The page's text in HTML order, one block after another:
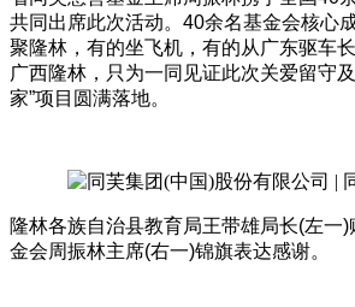
共同出席此次活动。40余名基金会核心
聚隆林，有的坐飞机，有的从广东驱车
广西隆林，只为一同见证此次关爱留守
家”项目圆满落地。
隆林各族自治县教育局王带雄局长(左一
金会周振林主席(右一)锦旗表达感谢。